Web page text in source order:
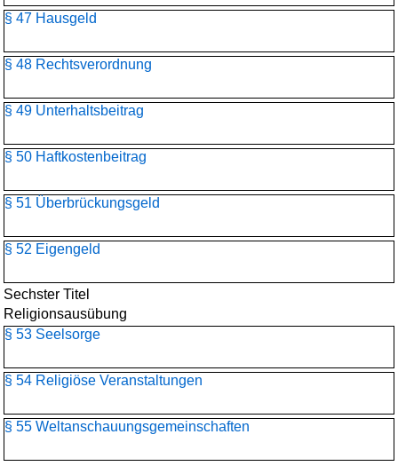
§ 47 Hausgeld
§ 48 Rechtsverordnung
§ 49 Unterhaltsbeitrag
§ 50 Haftkostenbeitrag
§ 51 Überbrückungsgeld
§ 52 Eigengeld
Sechster Titel
Religionsausübung
§ 53 Seelsorge
§ 54 Religiöse Veranstaltungen
§ 55 Weltanschauungs­gemeinschaften